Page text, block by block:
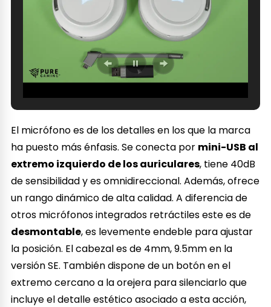
El micrófono es de los detalles en los que la marca
ha puesto más énfasis. Se conecta por mini-USB al
extremo izquierdo de los auriculares, tiene 40dB
de sensibilidad y es omnidireccional. Además, ofrece
un rango dinámico de alta calidad. A diferencia de
otros micrófonos integrados retráctiles este es de
desmontable, es levemente endeble para ajustar
la posición. El cabezal es de 4mm, 9.5mm en la
versión SE. También dispone de un botón en el
extremo cercano a la orejera para silenciarlo que
incluye el detalle estético asociado a esta acción,